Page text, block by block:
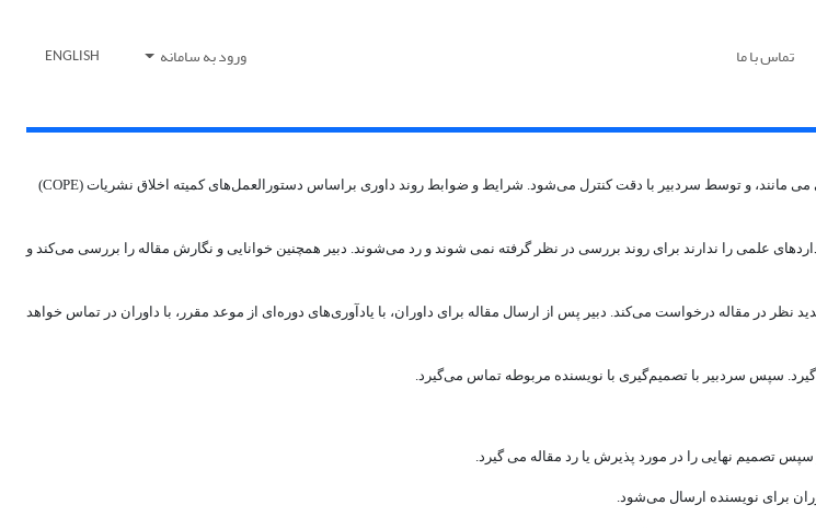
تماس با ما ورود به سامانه ENGLISH
مجله پژوهشهای حقوقی فرآیند داوری دو سو پنهان را اجرا می‌کند که در آن هر دو داور و نویسنده ناشناس باقی می مانند، و توسط سردبیر با دقت کنترل ‌می‌شود. شرایط و ضوابط روند داوری براساس دستورالعمل‌های کمیته اخلاق نشریات (COPE)
علمی را ندارند برای روند بررسی در نظر گرفته نمی شوند و رد می‌شوند. دبیر همچنین خوانایی و نگارش مقاله را بررسی می‌کند و
در مقاله درخواست می‌کند. دبیر پس از ارسال مقاله برای داوران، با یادآوری‌های دوره‌ای از موعد مقرر، با داوران در تماس خواهد
سپس سردبیر با تصمیم‌گیری با نویسنده مربوطه تماس می‌گیرد.
تصمیم نهایی را در مورد پذیرش یا رد مقاله می گیرد.
برای نویسنده ارسال ‌می‌شود.